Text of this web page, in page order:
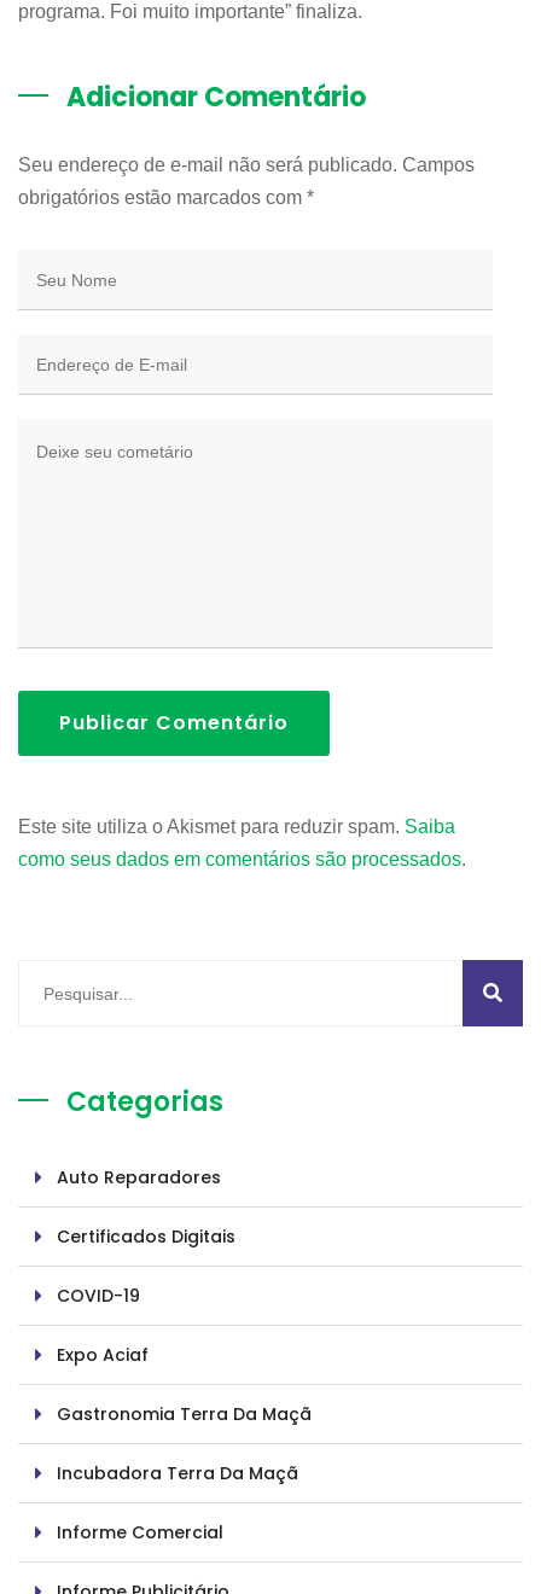
programa. Foi muito importante” finaliza.
Adicionar Comentário
Seu endereço de e-mail não será publicado. Campos
obrigatórios estão marcados com *
Publicar Comentário
Este site utiliza o Akismet para reduzir spam. Saiba
como seus dados em comentários são processados.
Categorias
Auto Reparadores
Certificados Digitais
COVID-19
Expo Aciaf
Gastronomia Terra Da Maçã
Incubadora Terra Da Maçã
Informe Comercial